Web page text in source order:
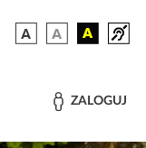
ZALOGUJ